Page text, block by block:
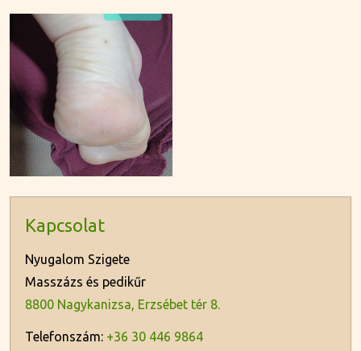
Kapcsolat
Nyugalom Szigete
Masszázs és pedikűr
8800 Nagykanizsa, Erzsébet tér 8.
Telefonszám: +36 30 446 9864